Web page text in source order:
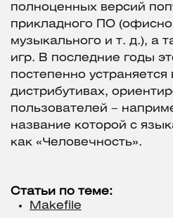
полноценных версий
прикладного ПО
музыкального и т. д.), а
игр. В последние годы
постепенно устраняется
дистрибутивах,
пользователей –
название которой с
как «Человечность».
Статьи по теме:
Makefile